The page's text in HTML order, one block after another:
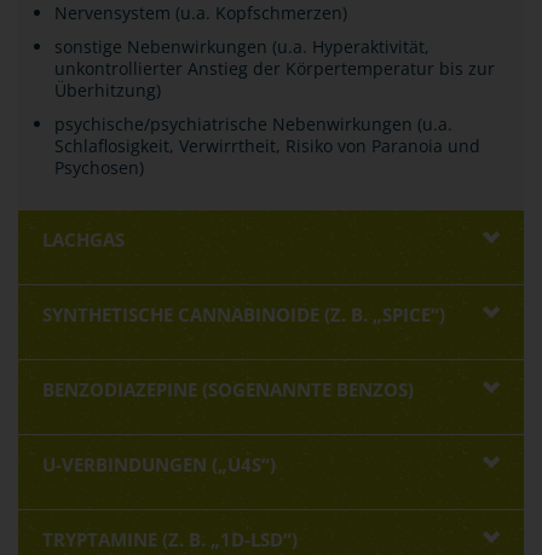
Nervensystem (u.a. Kopfschmerzen)
sonstige Nebenwirkungen (u.a. Hyperaktivität,
unkontrollierter Anstieg der Körpertemperatur bis zur
Überhitzung)
psychische/psychiatrische Nebenwirkungen (u.a.
Schlaflosigkeit, Verwirrtheit, Risiko von Paranoia und
Psychosen)
LACHGAS
SYNTHETISCHE CANNABINOIDE (Z. B. „SPICE“)
BENZODIAZEPINE (SOGENANNTE BENZOS)
U-VERBINDUNGEN („U4S“)
TRYPTAMINE (Z. B. „1D-LSD“)